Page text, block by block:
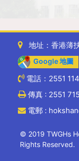
地址：香港薄
Google 地圖
電話：2551
傳真 : 2551
電郵 :
© 2019 TWGHs
Rights Reserved.